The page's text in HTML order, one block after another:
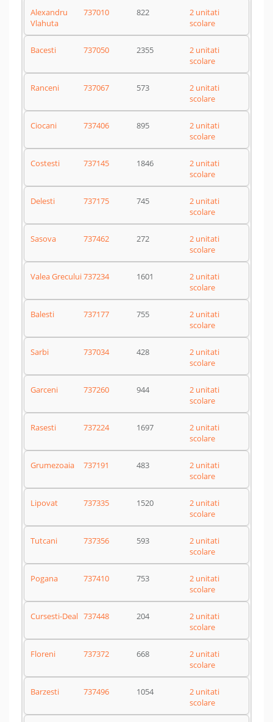
Alexandru
Vlahuta
737010 822
2 unitati
scolare
Bacesti 737050 2355
2 unitati
scolare
Ranceni 737067 573
2 unitati
scolare
Ciocani 737406 895
2 unitati
scolare
Costesti 737145 1846
2 unitati
scolare
Delesti 737175 745
2 unitati
scolare
Sasova 737462 272
2 unitati
scolare
Valea Grecului737234 1601
2 unitati
scolare
Balesti 737177 755
2 unitati
scolare
Sarbi 737034 428
2 unitati
scolare
Garceni 737260 944
2 unitati
scolare
Rasesti 737224 1697
2 unitati
scolare
Grumezoaia 737191 483
2 unitati
scolare
Lipovat 737335 1520
2 unitati
scolare
Tutcani 737356 593
2 unitati
scolare
Pogana 737410 753
2 unitati
scolare
Cursesti-Deal 737448 204
2 unitati
scolare
Floreni 737372 668
2 unitati
scolare
Barzesti 737496 1054
2 unitati
scolare